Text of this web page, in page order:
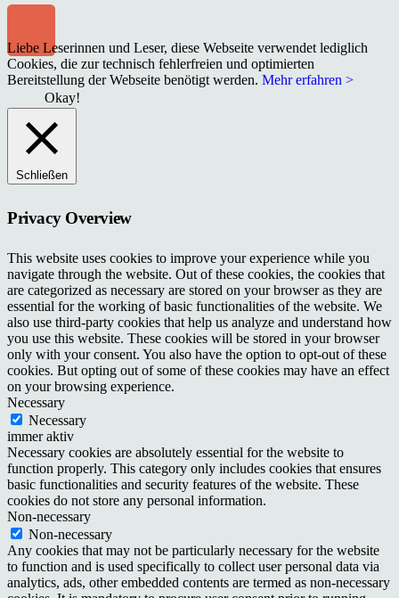
Liebe Leserinnen und Leser, diese Webseite verwendet lediglich
Cookies, die zur technisch fehlerfreien und optimierten
Bereitstellung der Webseite benötigt werden. Mehr erfahren >
Okay!
Schließen
Privacy Overview
This website uses cookies to improve your experience while you
navigate through the website. Out of these cookies, the cookies that
are categorized as necessary are stored on your browser as they are
essential for the working of basic functionalities of the website. We
also use third-party cookies that help us analyze and understand how
you use this website. These cookies will be stored in your browser
only with your consent. You also have the option to opt-out of these
cookies. But opting out of some of these cookies may have an effect
on your browsing experience.
Necessary
Necessary
immer aktiv
Necessary cookies are absolutely essential for the website to
function properly. This category only includes cookies that ensures
basic functionalities and security features of the website. These
cookies do not store any personal information.
Non-necessary
Non-necessary
Any cookies that may not be particularly necessary for the website
to function and is used specifically to collect user personal data via
analytics, ads, other embedded contents are termed as non-necessary